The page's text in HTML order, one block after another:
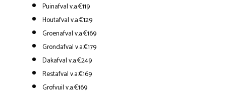
Puinafval v.a.€119
Houtafval v.a.€129
Groenafval v.a.€169
Grondafval v.a.€179
Dakafval v.a.€249
Restafval v.a.€169
Grofvuil v.a.€169